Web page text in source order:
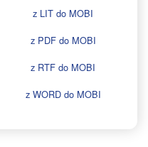
z LIT do MOBI
z PDF do MOBI
z RTF do MOBI
z WORD do MOBI